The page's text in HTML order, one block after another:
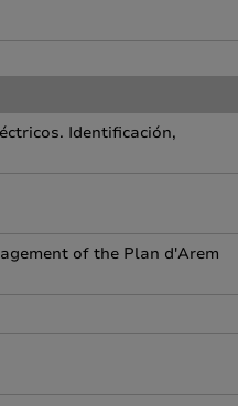
Identificación,
of the Plan d'Arem